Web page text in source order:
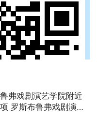
弗戏剧演艺学院附近
罗斯布鲁弗戏剧演艺